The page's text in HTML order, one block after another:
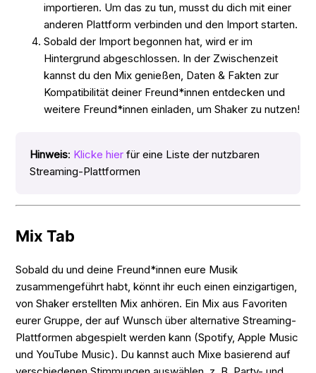
importieren. Um das zu tun, musst du dich mit einer
anderen Plattform verbinden und den Import starten.
Sobald der Import begonnen hat, wird er im
Hintergrund abgeschlossen. In der Zwischenzeit
kannst du den Mix genießen, Daten & Fakten zur
Kompatibilität deiner Freund*innen entdecken und
weitere Freund*innen einladen, um Shaker zu nutzen!
Hinweis: Klicke hier für eine Liste der nutzbaren
Streaming-Plattformen
Mix Tab
Sobald du und deine Freund*innen eure Musik
zusammengeführt habt, könnt ihr euch einen einzigartigen,
von Shaker erstellten Mix anhören. Ein Mix aus Favoriten
eurer Gruppe, der auf Wunsch über alternative Streaming-
Plattformen abgespielt werden kann (Spotify, Apple Music
und YouTube Music). Du kannst auch Mixe basierend auf